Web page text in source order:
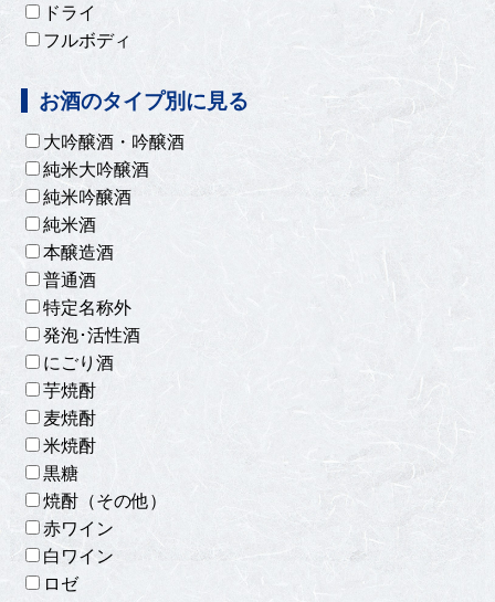
ドライ
フルボディ
お酒のタイプ別に見る
大吟醸酒・吟醸酒
純米大吟醸酒
純米吟醸酒
純米酒
本醸造酒
普通酒
特定名称外
発泡･活性酒
にごり酒
芋焼酎
麦焼酎
米焼酎
黒糖
焼酎（その他）
赤ワイン
白ワイン
ロゼ